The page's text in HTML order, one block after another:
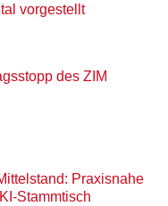
vorgestellt
des ZIM
Praxisnahe
Stammtisch